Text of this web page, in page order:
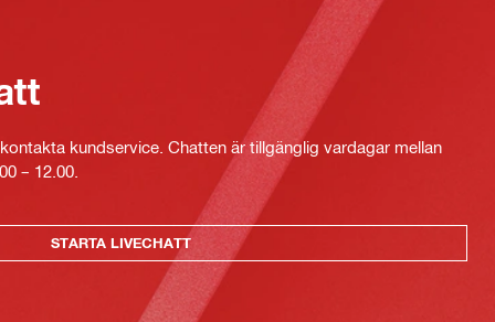
kundservice. Chatten är tillgänglig vardagar mellan
– 12.00.
STARTA LIVECHATT